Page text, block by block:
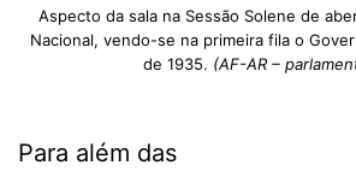
Aspecto da sala na Sessão Solene de
Nacional, vendo-se na primeira fila o
de 1935. (AF-AR –
Para além das